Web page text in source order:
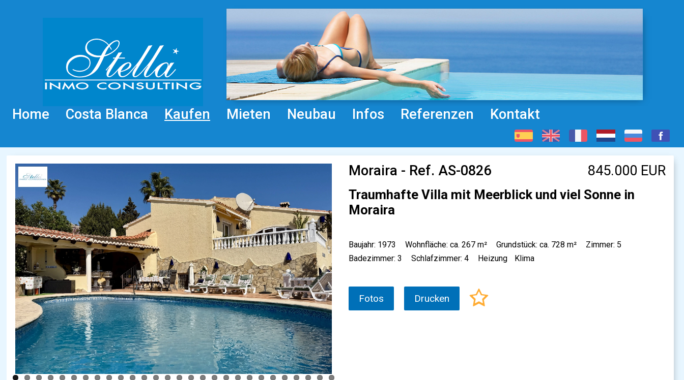
Home Costa Blanca Kaufen Mieten Neubau Infos Referenzen Kontakt
Moraira - Ref. AS-0826 845.000 EUR
Traumhafte Villa mit Meerblick und viel Sonne in
Moraira
Baujahr: 1973 Wohnfläche: ca. 267 m² Grundstück: ca. 728 m²
Zimmer: 5
Badezimmer: 3
Schlafzimmer: 4 Heizung Klima
Fotos Drucken